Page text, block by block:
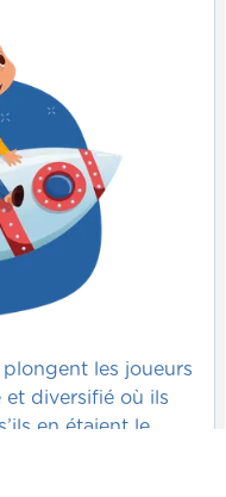
les joueurs
et diversifié où ils
en étaient le